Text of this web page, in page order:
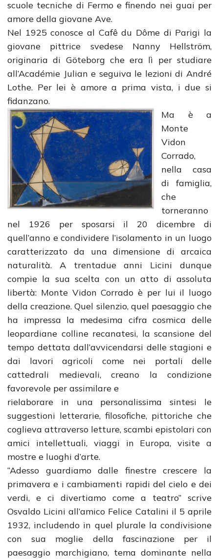
scuole tecniche di Fermo e finendo nei guai per
amore della giovane Ave.
Nel 1925 conosce al Cafê du Dôme di Parigi la
giovane pittrice svedese Nanny Hellström,
originaria di Göteborg che era lì per studiare
all’Académie Julian e seguiva le lezioni di André
Lothe. Per lei è amore a prima vista, i due si
fidanzano.
Ma è a
Monte
Vidon
Corrado,
nella casa
di famiglia,
che
torneranno
nel 1926 per sposarsi il 20 dicembre di
quell’anno e condividere l’isolamento in un luogo
caratterizzato da una dimensione di arcaica
naturalità. A trentadue anni Licini dunque
compie la sua scelta con un atto di assoluta
libertà: Monte Vidon Corrado è per lui il luogo
della creazione. Quel silenzio, quel paesaggio che
ha impressa la medesima cifra cosmica delle
leopardiane colline recanatesi, la scansione del
tempo dettata dall’avvicendarsi delle stagioni e
dai lavori agricoli come nei portali delle
cattedrali medievali, creano la condizione
favorevole per assimilare e
rielaborare in una personalissima sintesi le
suggestioni letterarie, filosofiche, pittoriche che
coglieva attraverso letture, scambi epistolari con
amici intellettuali, viaggi in Europa, visite a
mostre e luoghi d’arte.
“Adesso guardiamo dalle finestre crescere la
primavera e i cambiamenti rapidi del cielo e dei
verdi, e ci divertiamo come a teatro” scrive
Osvaldo Licini all’amico Felice Catalini il 5 aprile
1932, includendo in quel plurale la condivisione
con sua moglie della fascinazione per il
paesaggio marchigiano, tema dominante nella